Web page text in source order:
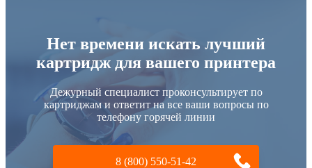
Нет времени искать лучший
картридж для вашего принтера
Дежурный специалист проконсультирует по
картриджам и ответит на все ваши вопросы по
телефону горячей линии
8 (800) 550-51-42